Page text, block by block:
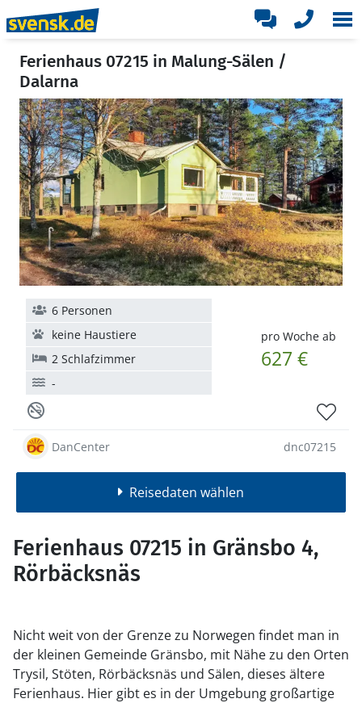
Ferienhaus 07215 in Malung-Sälen /
Dalarna
pro Woche ab
627 €
6 Personen
keine Haustiere
2 Schlafzimmer
-
DanCenter dnc07215
Reisedaten wählen
Ferienhaus 07215 in Gränsbo 4,
Rörbäcksnäs
Nicht weit von der Grenze zu Norwegen findet man in
der kleinen Gemeinde Gränsbo, mit Nähe zu den Orten
Trysil, Stöten, Rörbäcksnäs und Sälen, dieses ältere
Ferienhaus. Hier gibt es in der Umgebung großartige